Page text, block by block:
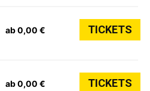
ab 0,00 € TICKETS
ab 0,00 € TICKETS